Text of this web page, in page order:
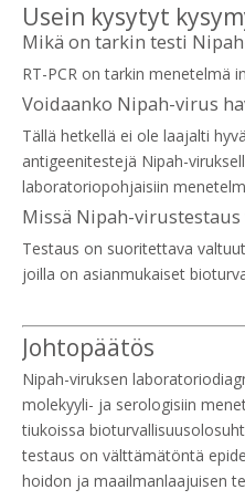
Usein kysytyt
Mikä on tarkin testi
RT-PCR on tarkin menetelmä
Voidaanko Nipah-virus
Tällä hetkellä ei ole laajalti
antigeenitestejä Nipah-
laboratoriopohjaisiin
Missä Nipah-virustestaus
Testaus on suoritettava
joilla on asianmukaiset
Johtopäätös
Nipah-viruksen
molekyyli- ja serologisiin
tiukoissa
testaus on välttämätöntä
hoidon ja maailmanlaajuisen